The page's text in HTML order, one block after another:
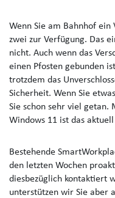
Wenn Sie am Bahnhof ein
zwei zur Verfügung. Das
nicht. Auch wenn das
einen Pfosten gebunden
trotzdem das
Sicherheit. Wenn Sie
Sie schon sehr viel
Windows 11 ist das
Bestehende
den letzten Wochen
diesbezüglich kontaktiert
unterstützen wir Sie aber